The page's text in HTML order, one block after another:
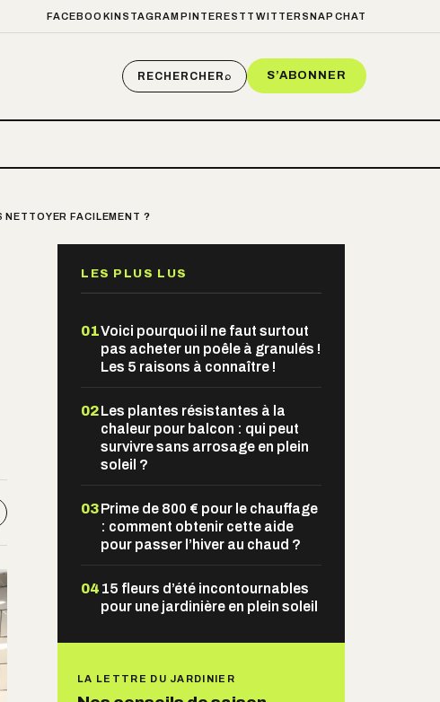
FACEBOOKINSTAGRAM PINTEREST TWITTER SNAPCHAT
RECHERCHER⌕ S’ABONNER
NETTOYER FACILEMENT ?
LES PLUS LUS
01Voici pourquoi il ne faut surtout
pas acheter un poêle à granulés !
Les 5 raisons à connaître !
02Les plantes résistantes à la
chaleur pour balcon : qui peut
survivre sans arrosage en plein
soleil ?
03Prime de 800 € pour le chauffage
: comment obtenir cette aide
pour passer l’hiver au chaud ?
04 15 fleurs d’été incontournables
pour une jardinière en plein soleil
LA LETTRE DU JARDINIER